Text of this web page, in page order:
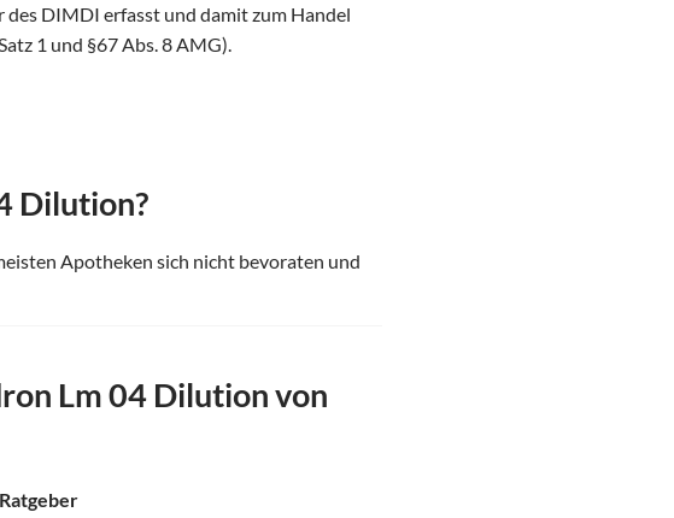
des DIMDI erfasst und damit zum Handel
1 und §67 Abs. 8 AMG).
Dilution?
Apotheken sich nicht bevoraten und
Lm 04 Dilution von